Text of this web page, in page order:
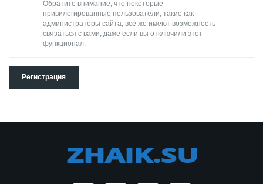
Обратите внимание, что некоторые
привилегированные пользователи, такие как
администраторы сайта, всё же имеют возможность
связаться с вами, даже если вы отключили этот
функционал.